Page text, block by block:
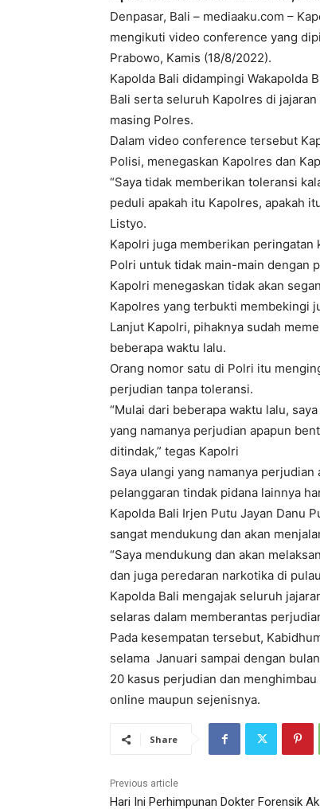
Denpasar, Bali – mediaaku.com –
mengikuti video conference yang
Prabowo, Kamis (18/8/2022).
Kapolda Bali didampingi Wakapolda
Bali serta seluruh Kapolres di
masing Polres.
Dalam video conference tersebut
Polisi, menegaskan Kapolres dan
“Saya tidak memberikan toleransi
peduli apakah itu Kapolres, apakah
Listyo.
Kapolri juga memberikan
Polri untuk tidak main-main dengan
Kapolri menegaskan tidak akan
Kapolres yang terbukti membekingi
Lanjut Kapolri, pihaknya sudah
beberapa waktu lalu.
Orang nomor satu di Polri itu
perjudian tanpa toleransi.
“Mulai dari beberapa waktu lalu,
yang namanya perjudian apapun
ditindak,” tegas Kapolri
Saya ulangi yang namanya
pelanggaran tindak pidana lainnya
Kapolda Bali Irjen Putu Jayan Danu
sangat mendukung dan akan
“Saya mendukung dan akan
dan juga peredaran narkotika di
Kapolda Bali mengajak seluruh
selaras dalam memberantas
Pada kesempatan tersebut,
selama Januari sampai dengan
20 kasus perjudian dan
online maupun sejenisnya.
Share
Previous article
Hari Ini Perhimpunan Dokter Forensik